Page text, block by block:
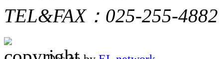
TEL&FAX：025-255-4882